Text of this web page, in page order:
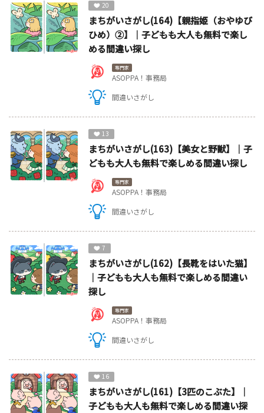
20
まちがいさがし(164)【親指姫（おやゆび
ひめ）②】｜子どもも大人も無料で楽し
める間違い探し
専門家
ASOPPA！事務局
間違いさがし
13
まちがいさがし(163)【美女と野獣】｜子
どもも大人も無料で楽しめる間違い探し
専門家
ASOPPA！事務局
間違いさがし
7
まちがいさがし(162)【長靴をはいた猫】
｜子どもも大人も無料で楽しめる間違い
探し
専門家
ASOPPA！事務局
間違いさがし
16
まちがいさがし(161)【3匹のこぶた】｜
子どもも大人も無料で楽しめる間違い探